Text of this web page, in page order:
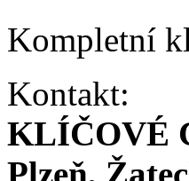
Kompletní
Kontakt:
KLÍČOVÉ
Plzeň,